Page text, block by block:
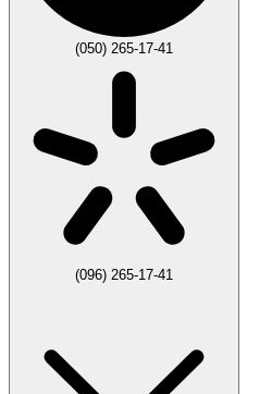
(050) 265-17-41
(096) 265-17-41